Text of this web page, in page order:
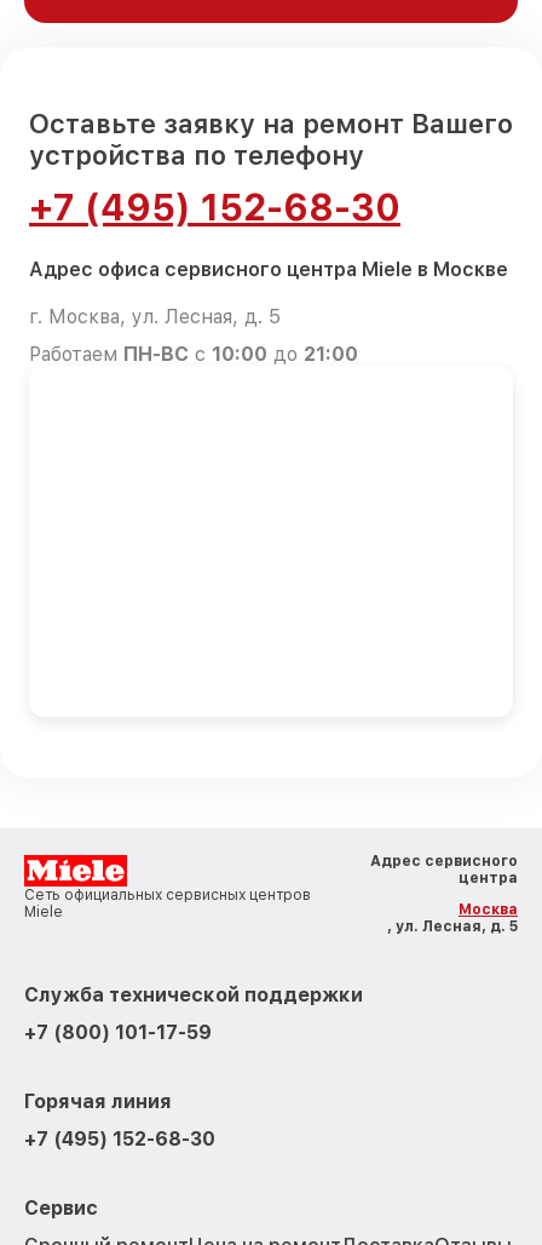
Оставьте заявку на ремонт Вашего
устройства по телефону
+7 (495) 152-68-30
Адрес офиса сервисного центра Miele в Москве
г. Москва, ул. Лесная, д. 5
Работаем ПН-ВС с 10:00 до 21:00
Сеть официальных сервисных центров
Miele
Адрес сервисного
центра
Москва
, ул. Лесная, д. 5
Служба технической поддержки
+7 (800) 101-17-59
Горячая линия
+7 (495) 152-68-30
Сервис